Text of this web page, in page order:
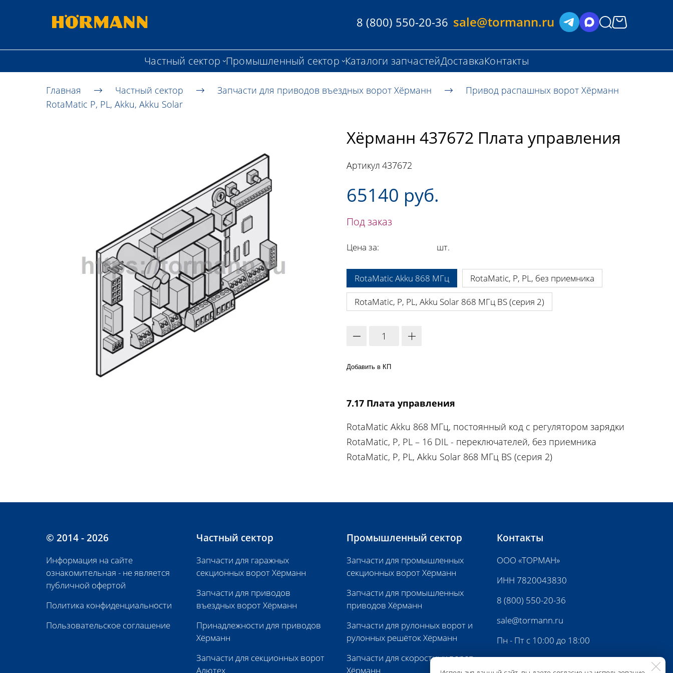
8 (800) 550-20-36 sale@tormann.ru
Частный сектор Промышленный сектор Каталоги запчастейДоставкаКонтакты
Главная Частный сектор Запчасти для приводов въездных ворот Хёрманн
Привод распашных ворот Хёрманн
RotaMatic P, PL, Akku, Akku Solar
Хёрманн 437672 Плата управления
Артикул 437672
65140 руб.
Под заказ
Цена за: шт.
RotaMatic Akku 868 МГц RotaMatic, P, PL, без приемника
RotaMatic, P, PL, Akku Solar 868 МГц BS (серия 2)
Добавить в КП
7.17 Плата управления
RotaMatic Akku 868 МГц, постоянный код с регулятором зарядки
RotaMatic, P, PL – 16 DIL - переключателей, без приемника
RotaMatic, P, PL, Akku Solar 868 МГц BS (серия 2)
© 2014 - 2026
Информация на сайте
ознакомительная - не является
публичной офертой
Политика конфиденциальности
Пользовательское соглашение
Частный сектор
Запчасти для гаражных
секционных ворот Хёрманн
Запчасти для приводов
въездных ворот Хёрманн
Принадлежности для приводов
Хёрманн
Запчасти для секционных ворот
Алютех
Промышленный сектор
Запчасти для промышленных
секционных ворот Хёрманн
Запчасти для промышленных
приводов Хёрманн
Запчасти для рулонных ворот и
рулонных решёток Хёрманн
Запчасти для скоростных ворот
Хёрманн
Контакты
ООО «ТОРМАН»
ИНН 7820043830
8 (800) 550-20-36
sale@tormann.ru
Пн - Пт с 10:00 до 18:00